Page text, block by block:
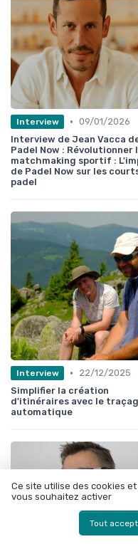
Interview • 09/01/2026
Interview de Jean Vacca
Padel Now : Révolutionner
matchmaking sportif :
de Padel Now sur les
padel
Interview •
22/12/2025
Simplifier la création
d'itinéraires avec le
automatique
Ce site utilise des cookies
vous souhaitez activer
Tout